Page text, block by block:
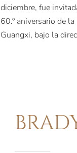
diciembre, fue
60.º aniversario de
Guangxi, bajo la